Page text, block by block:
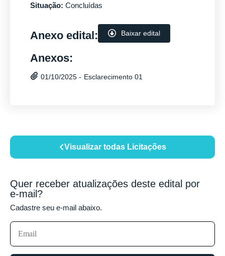
Visualizar todas Licitações
Quer receber atualizações deste edital por
e-mail?
Cadastre seu e-mail abaixo.
Situação: Concluídas
Anexo edital: Baixar edital
Anexos:
01/10/2025 - Esclarecimento 01